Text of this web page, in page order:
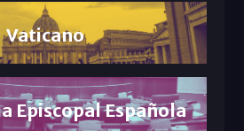
Vaticano
Episcopal Española